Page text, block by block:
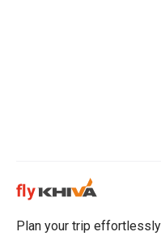
Plan your trip